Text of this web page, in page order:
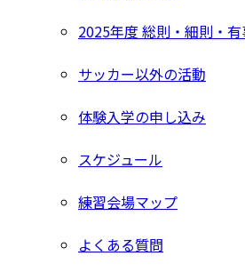
2025年度 総則・細則・
サッカー以外の活動
体験入学の申し込み
スケジュール
練習会場マップ
よくある質問